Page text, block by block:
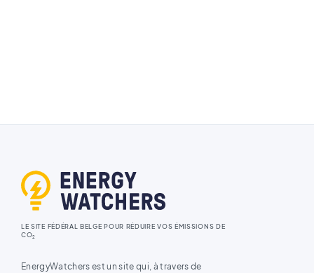
LE SITE FÉDÉRAL BELGE POUR RÉDUIRE VOS ÉMISSIONS DE
CO2
EnergyWatchers est un site qui, à travers de